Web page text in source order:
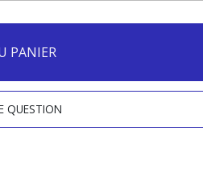
PANIER
QUESTION